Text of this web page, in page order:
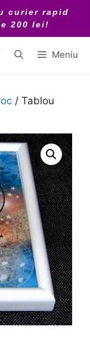
curier rapid
200 lei!
Meniu
/ Tablou